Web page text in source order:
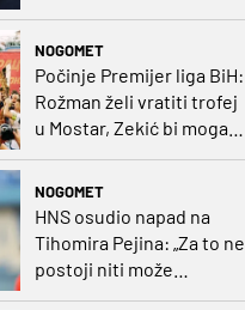
NOGOMET
Počinje Premijer liga BiH:
Rožman želi vratiti trofej
u Mostar, Zekić bi mogao
biti iznenađenje
NOGOMET
HNS osudio napad na
Tihomira Pejina: „Za to ne
postoji niti može
postojati opravdanje”